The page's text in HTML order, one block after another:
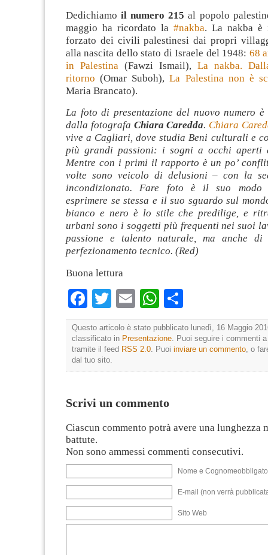
Dedichiamoil numero 215 al popolo
maggio ha ricordato la ‪#‎nakba‬. La nakba è
forzato dei civili palestinesi dai propri
alla nascita dello stato di Israele del 1948: 68
in Palestina (Fawzi Ismail), La nakba.
ritorno (Omar Suboh),La Palestina non è
Maria Brancato).
La foto di presentazione del nuovo numero
dalla fotografa Chiara Caredda. Chiara
vive a Cagliari, dove studia Beni culturali e
più grandi passioni: i sogni a occhi aperti
Mentre con i primi il rapporto è un po’
volte sono veicolo di delusioni – con la
incondizionato. Fare foto è il suo modo
esprimere se stessa e il suo sguardo sul
bianco e nero è lo stile che predilige, e
urbani sono i soggetti più frequenti nei suoi
passione e talento naturale, ma anche
perfezionamento tecnico. (Red)
Buona lettura
Facebook
TwitterEmailWhatsApp
Questo articolo è stato pubblicato lunedì, 16 Maggio
classificato in Presentazione . Puoi seguire i commenti
tramite il feed RSS 2.0 . Puoi inviare un commento , o
dal tuo sito.
Scrivi un commento
Ciascun commento potrà avere una lunghezza
battute.
Non sono ammessi commenti consecutivi.
Nome e
E-mail (non verrà
Sito Web